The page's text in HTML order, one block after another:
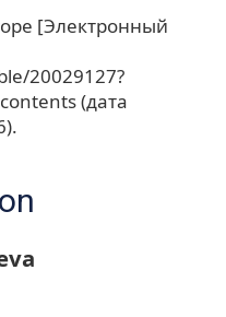
[Электронный
20029127?
(дата